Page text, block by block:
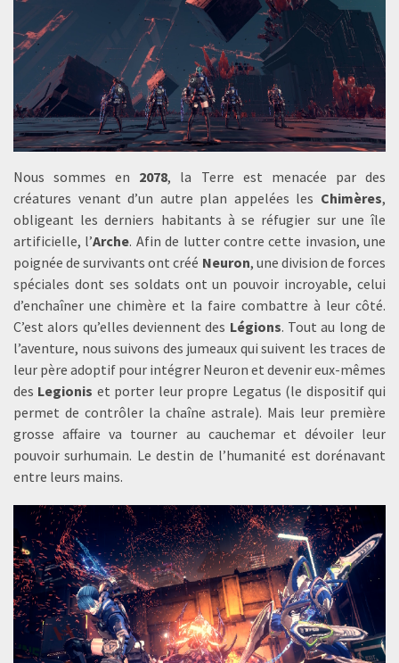
Nous sommes en 2078, la Terre est menacée par des
créatures venant d’un autre plan appelées les Chimères,
obligeant les derniers habitants à se réfugier sur une île
artificielle, l’Arche. Afin de lutter contre cette invasion, une
poignée de survivants ont créé Neuron, une division de forces
spéciales dont ses soldats ont un pouvoir incroyable, celui
d’enchaîner une chimère et la faire combattre à leur côté.
C’est alors qu’elles deviennent des Légions. Tout au long de
l’aventure, nous suivons des jumeaux qui suivent les traces de
leur père adoptif pour intégrer Neuron et devenir eux-mêmes
des Legionis et porter leur propre Legatus (le dispositif qui
permet de contrôler la chaîne astrale). Mais leur première
grosse affaire va tourner au cauchemar et dévoiler leur
pouvoir surhumain. Le destin de l’humanité est dorénavant
entre leurs mains.